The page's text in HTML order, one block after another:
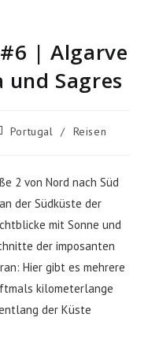
| Algarve
Sagres
Portugal / Reisen
2 von Nord nach Süd
der Südküste der
mit Sonne und
der imposanten
Hier gibt es mehrere
kilometerlange
der Küste